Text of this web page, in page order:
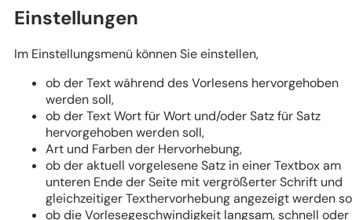
Einstellungen
Im Einstellungsmenü können Sie einstellen,
ob der Text während des Vorlesens hervorgehoben
werden soll,
ob der Text Wort für Wort und/oder Satz für Satz
hervorgehoben werden soll,
Art und Farben der Hervorhebung,
ob der aktuell vorgelesene Satz in einer Textbox am
unteren Ende der Seite mit vergrößerter Schrift und
gleichzeitiger Texthervorhebung angezeigt werden
ob die Vorlesegeschwindigkeit langsam, schnell oder